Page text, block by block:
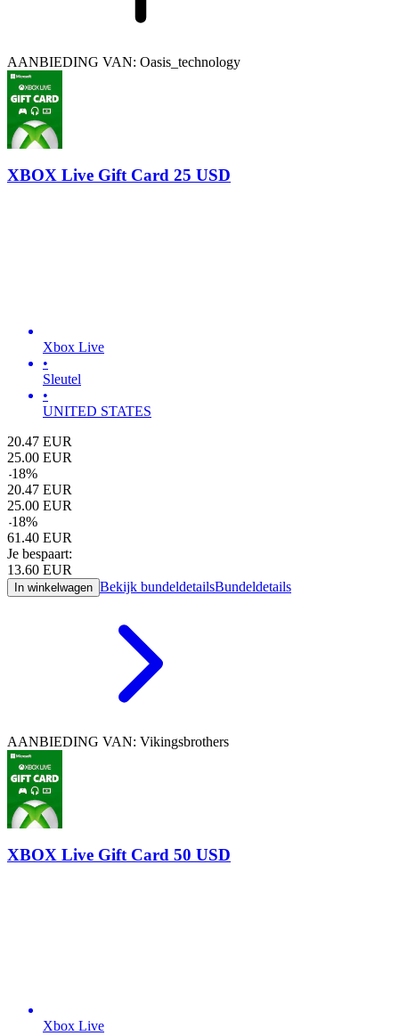
AANBIEDING VAN: Oasis_technology
XBOX Live Gift Card 25 USD
Xbox Live
•
Sleutel
•
UNITED STATES
20.47 EUR
25.00 EUR
-18%
20.47 EUR
25.00 EUR
-18%
61.40 EUR
Je bespaart:
13.60 EUR
In winkelwagen Bekijk bundeldetailsBundeldetails
AANBIEDING VAN: Vikingsbrothers
XBOX Live Gift Card 50 USD
Xbox Live